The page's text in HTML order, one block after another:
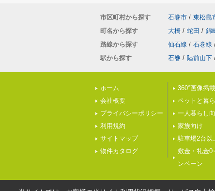
市区町村から探す 石巻市 / 東松島
町名から探す
大橋 / 蛇田 / 錦
路線から探す
仙石線 / 石巻線
駅から探す
石巻 / 陸前山下
ホーム
会社概要
プライバシーポリシー
利用規約
サイトマップ
物件カタログ
360°画像掲
ペットと暮
一人暮らし
家族向け
駐車場2台以
敷金・礼金0
ンペーン